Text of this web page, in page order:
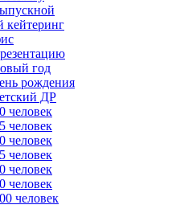
кейтеринг
год
рождения
ДР
человек
человек
человек
человек
человек
человек
человек